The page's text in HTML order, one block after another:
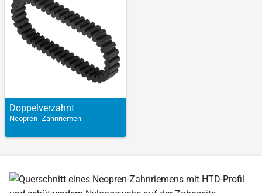
Doppel­verzahnt
Neopren- Zahnriemen